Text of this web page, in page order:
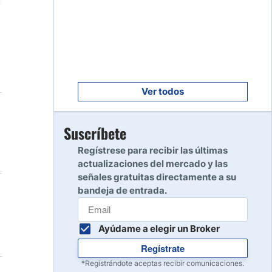
Leer reseña
10
Ver todos
Suscríbete
Regístrese para recibir las últimas
actualizaciones del mercado y las
señales gratuitas directamente a su
bandeja de entrada.
Ayúdame a elegir un Broker
Regístrate
*Registrándote aceptas recibir comunicaciones.